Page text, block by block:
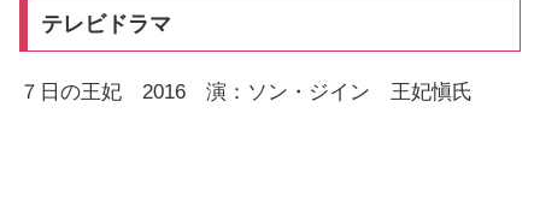
テレビドラマ
７日の王妃 2016 演：ソン・ジイン 王妃愼氏